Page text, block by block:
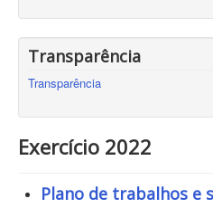
Cadastro
Sobre
Transparência
Transparência
Exercício 2022
Plano de trabalhos e